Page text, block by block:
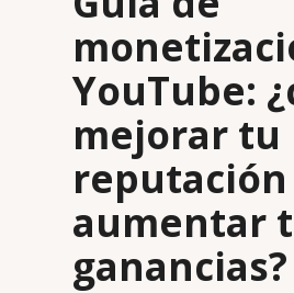
YouTube:
mejorar tu
reputación
aumentar
ganancias?